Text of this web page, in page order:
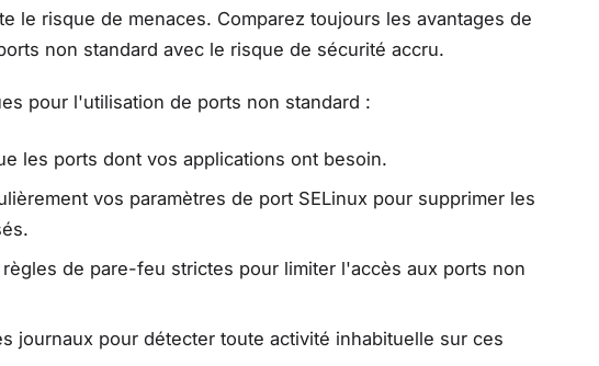
le risque de menaces. Comparez toujours les avantages de
non standard avec le risque de sécurité accru.
pour l'utilisation de ports non standard :
les ports dont vos applications ont besoin.
vos paramètres de port SELinux pour supprimer les
de pare-feu strictes pour limiter l'accès aux ports non
journaux pour détecter toute activité inhabituelle sur ces